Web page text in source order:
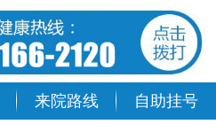
来院路线 自助挂号